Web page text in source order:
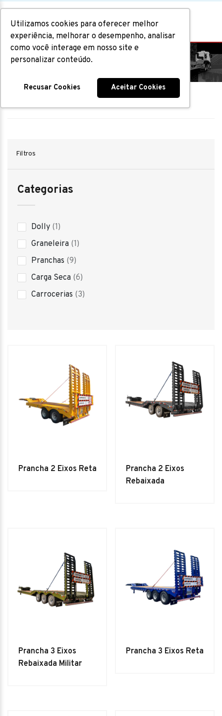
Utilizamos cookies para oferecer melhor
experiência, melhorar o desempenho, analisar
como você interage em nosso site e
personalizar conteúdo.
Recusar Cookies Aceitar Cookies
Implementos Rodoviários
Filtros
Categorias
Dolly 11
Graneleira 11
Pranchas 99
Carga Seca 66
Carrocerias 33
Prancha 2 Eixos Reta
Prancha 2 Eixos
Rebaixada
Prancha 3 Eixos
Rebaixada Militar
Prancha 3 Eixos Reta